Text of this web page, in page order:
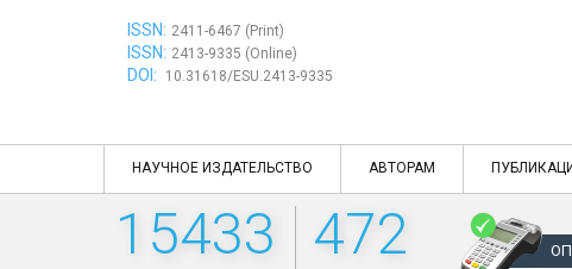
ISSN: 2411-6467 (Print)
ISSN: 2413-9335 (Online)
DOI: 10.31618/ESU.2413-9335
НАУЧНОЕ ИЗДАТЕЛЬСТВО АВТОРАМ
15433 472